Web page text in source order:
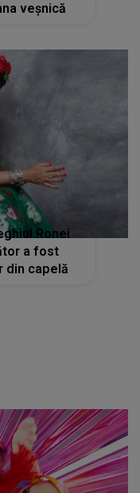
veșnică
Ronei
a fost
din capelă